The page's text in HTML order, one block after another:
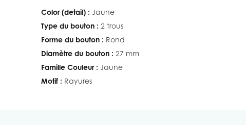
Color (detail) : Jaune
Type du bouton : 2 trous
Forme du bouton : Rond
Diamètre du bouton : 27 mm
Famille Couleur : Jaune
Motif : Rayures